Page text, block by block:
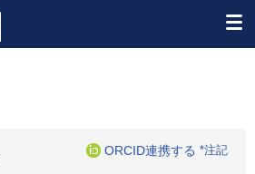
ORCID連携する *注記